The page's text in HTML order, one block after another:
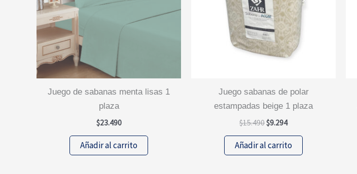
juego de sabanas menta lisas 1
plaza
$23.490
Añadir al carrito
juego sabanas de polar
estampadas beige 1 plaza
$15.490El
original
era:
$9.294El
actual
es:
Añadir al carrito